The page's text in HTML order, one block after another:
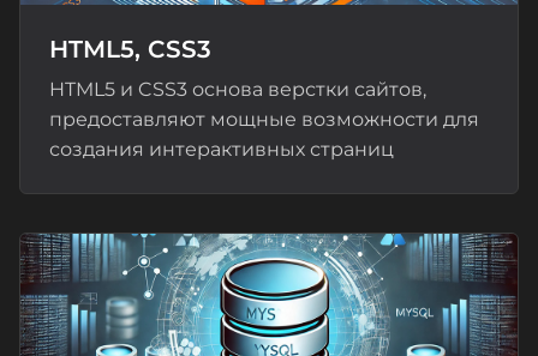
HTML5, CSS3
HTML5 и CSS3 основа верстки сайтов,
предоставляют мощные возможности для
создания интерактивных страниц